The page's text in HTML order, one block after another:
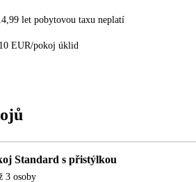
let pobytovou taxu neplatí
EUR/pokoj úklid
Standard s přistýlkou
3 osoby